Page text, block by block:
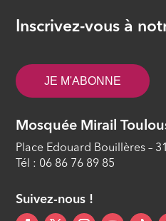
Islam, savoir
bienséances
meilleurs
Inscrivez-vous à
JE M'ABONNE
Mosquée Mirail
Place Edouard Bouillères –
Tél : 06 86 76 89 85
Suivez-nous !